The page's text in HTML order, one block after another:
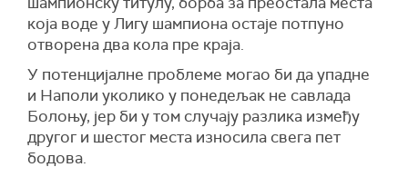
која воде у Лигу шампиона остаје потпуно
отворена два кола пре краја.
У потенцијалне проблеме могао би да упадне
и Наполи уколико у понедељак не савлада
Болоњу, јер би у том случају разлика између
другог и шестог места износила свега пет
бодова.